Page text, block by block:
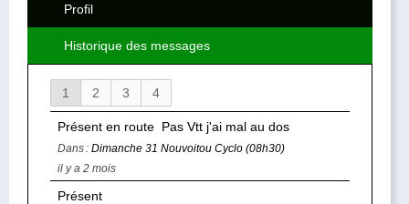
Profil
Historique des messages
1 2 3 4
Présent en route Pas Vtt j'ai mal au dos
Dans : Dimanche 31 Nouvoitou Cyclo (08h30)
il y a 2 mois
Présent